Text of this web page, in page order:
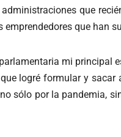
que
que han
mi principal
logré formular y sacar
sólo por la pandemia,